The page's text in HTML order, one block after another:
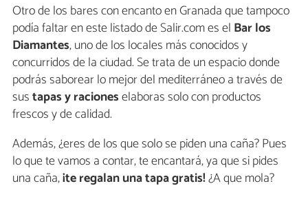
Otro de los bares con encanto en Granada que tampoco
podía faltar en este listado de Salir.com es el Bar los
Diamantes, uno de los locales más conocidos y
concurridos de la ciudad. Se trata de un espacio donde
podrás saborear lo mejor del mediterráneo a través de
sustapas y racioneselaboras solo con productos
frescos y de calidad.
Además, ¿eres de los que solo se piden una caña? Pues
lo que te vamos a contar, te encantará, ya que si pides
una caña,¡te regalan una tapa gratis!¿A que mola?